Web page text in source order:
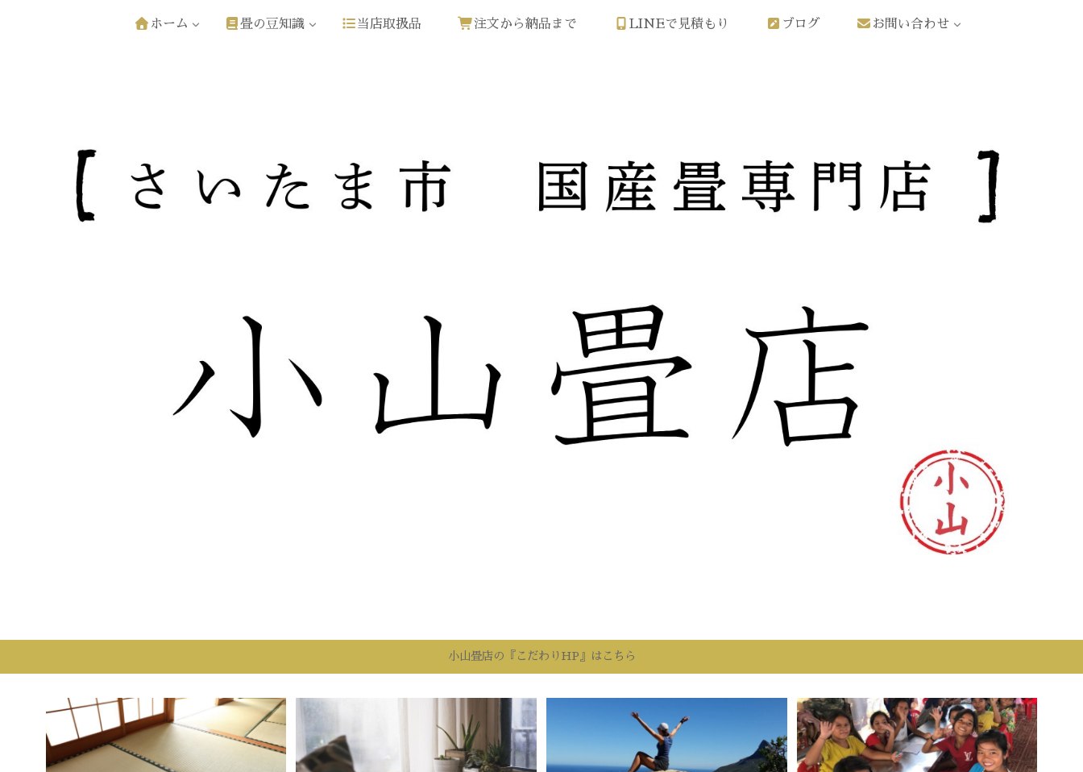
ホーム 畳の豆知識 当店取扱品 注文から納品まで LINEで見積もり ブログ お問い合わせ
小山畳店の『こだわりHP』はこちら